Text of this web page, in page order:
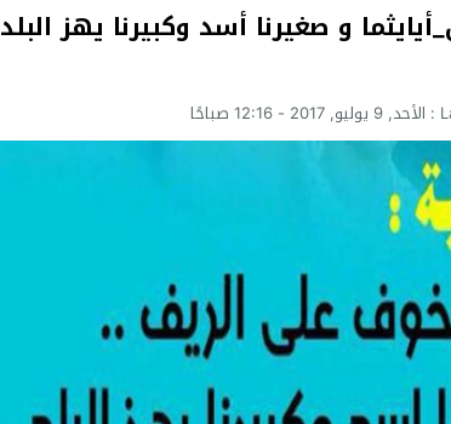
و صغيرنا أسد وكبيرنا يهز البلد
الأحد, 9 يوليو, 2017 - 12:16 صباحًا